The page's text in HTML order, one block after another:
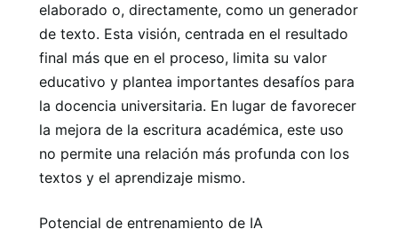
elaborado o, directamente, como un generador
de texto. Esta visión, centrada en el resultado
final más que en el proceso, limita su valor
educativo y plantea importantes desafíos para
la docencia universitaria. En lugar de favorecer
la mejora de la escritura académica, este uso
no permite una relación más profunda con los
textos y el aprendizaje mismo.
Potencial de entrenamiento de IA